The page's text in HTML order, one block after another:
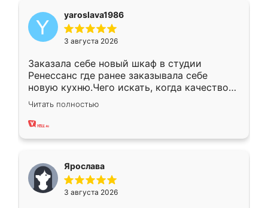
yaroslava1986
3 августа 2026
Заказала себе новый шкаф в студии
Ренессанс где ранее заказывала себе
новую кухню.Чего искать, когда качеством
вполне довольна. Служит кухня уже почти
два года, нареканий нет.
Читать полностью
Ярослава
3 августа 2026